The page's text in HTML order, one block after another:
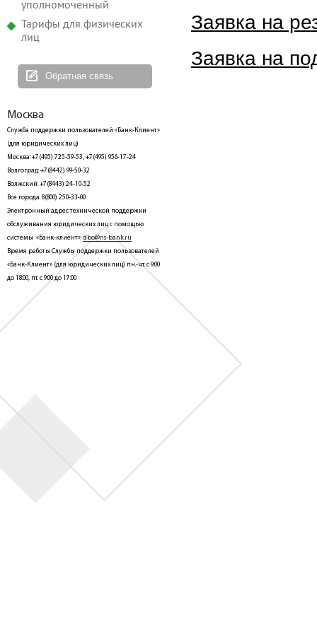
уполномоченный
Тарифы для физических
лиц
Обратная связь
Москва
Служба поддержки пользователей «Банк-Клиент»
(для юридических лиц)
Москва: +7(495) 725-59-53, +7(495) 956-17-24
Волгоград: +7(8442) 99-50-32
Волжский: +7(8443) 24-10-52
Все города: 8(800) 250-33-00
Электронный адрес технической поддержки
обслуживания юридических лиц с помощью
системы «Банк-клиент»:dbo@ns-bank.ru
Время работы Службы поддержки пользователей
«Банк-Клиент» (для юридических лиц) пн.-чт. с 9:00
до 18:00, пт. с 9:00 до 17:00
Заявка на
Заявка на